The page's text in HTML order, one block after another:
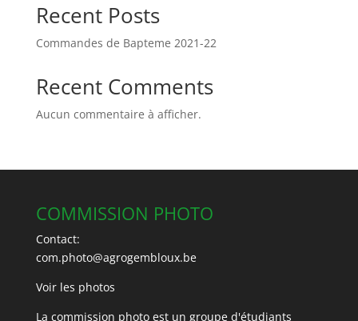
Recent Posts
Commandes de Bapteme 2021-22
Recent Comments
Aucun commentaire à afficher.
COMMISSION PHOTO
Contact:
com.photo@agrogembloux.be
Voir les photos
La commission photo est un groupe d'étudiants